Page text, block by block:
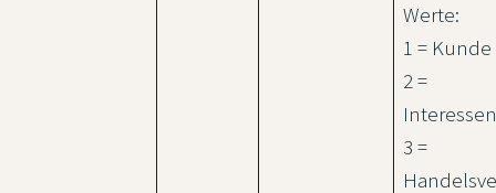
Werte:
1 = Kunde
2 =
3 =